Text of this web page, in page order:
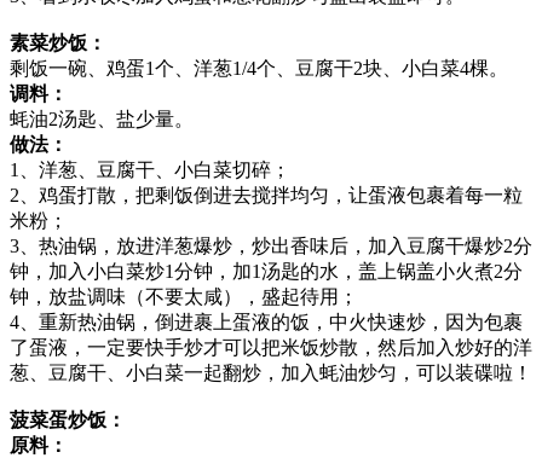
素菜炒饭：
剩饭一碗、鸡蛋1个、洋葱1/4个、豆腐干2块、小白菜4棵。
调料：
蚝油2汤匙、盐少量。
做法：
1、洋葱、豆腐干、小白菜切碎；
2、鸡蛋打散，把剩饭倒进去搅拌均匀，让蛋液包裹着每一粒
米粉；
3、热油锅，放进洋葱爆炒，炒出香味后，加入豆腐干爆炒2分
钟，加入小白菜炒1分钟，加1汤匙的水，盖上锅盖小火煮2分
钟，放盐调味（不要太咸），盛起待用；
4、重新热油锅，倒进裹上蛋液的饭，中火快速炒，因为包裹
了蛋液，一定要快手炒才可以把米饭炒散，然后加入炒好的洋
葱、豆腐干、小白菜一起翻炒，加入蚝油炒匀，可以装碟啦！
菠菜蛋炒饭：
原料：